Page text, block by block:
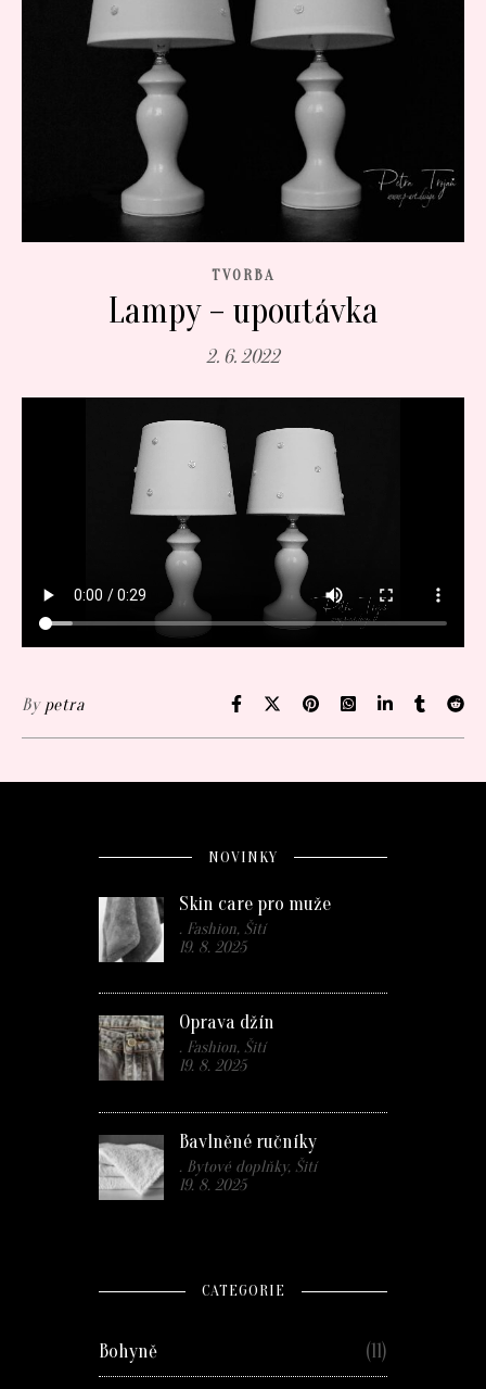
TVORBA
Lampy – upoutávka
2. 6. 2022
By petra
NOVINKY
Skin care pro muže
. Fashion, Šití
19. 8. 2025
Oprava džín
. Fashion, Šití
19. 8. 2025
Bavlněné ručníky
. Bytové doplňky, Šití
19. 8. 2025
CATEGORIE
Bohyně (11)